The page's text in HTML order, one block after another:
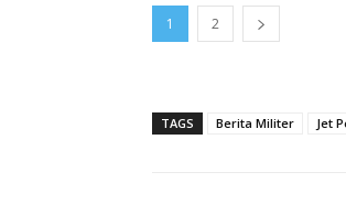
1 2
TAGS Berita Militer Jet